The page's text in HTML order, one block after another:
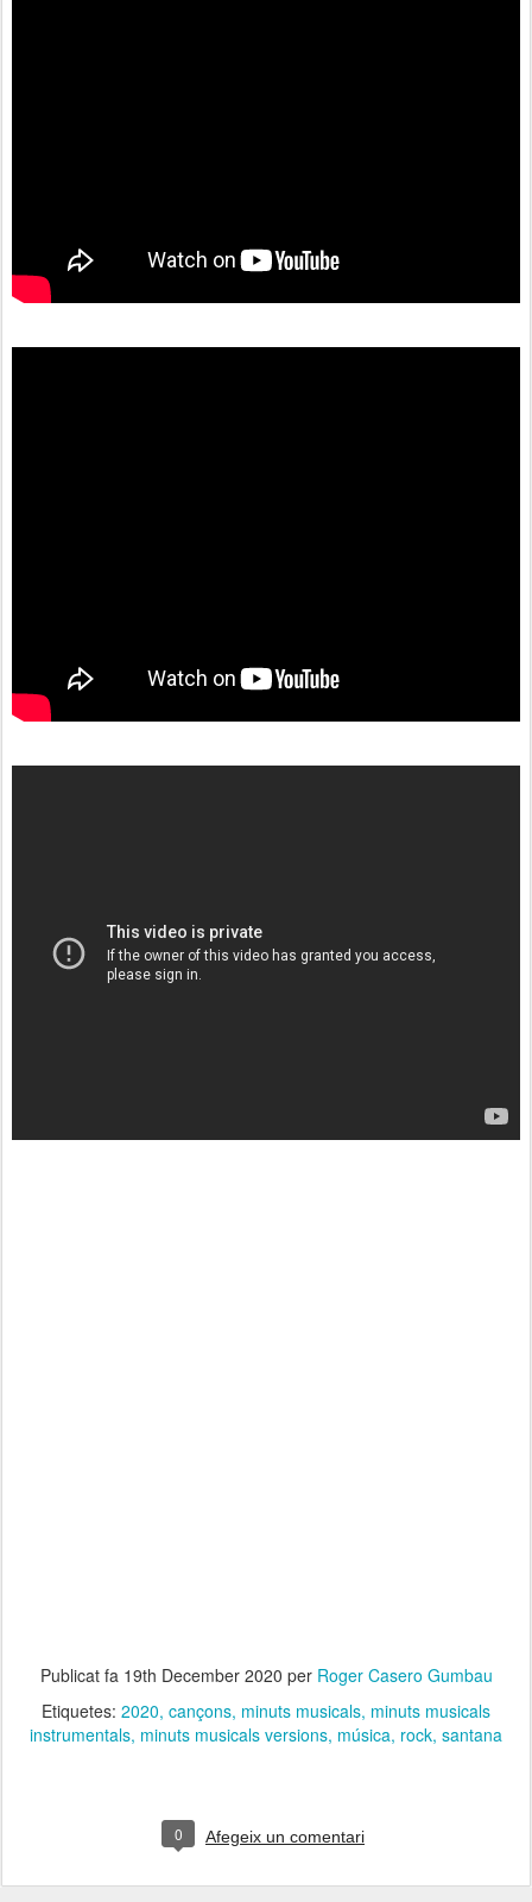
Publicat fa 19th December 2020 per Roger Casero Gumbau
Etiquetes: 2020 cançons minuts musicals minuts musicals
instrumentals minuts musicals versions música rock santana
0 Afegeix un comentari